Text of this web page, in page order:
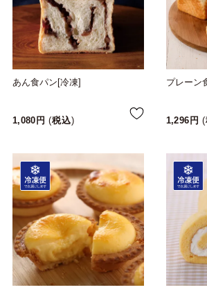
あん食パン[冷凍]
1,080 税込
プレーン
1,296